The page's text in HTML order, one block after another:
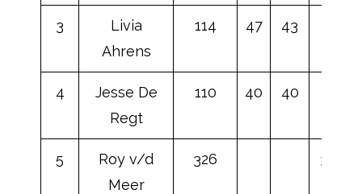
3
Livia
Ahrens
114 47 43
4
Jesse De
Regt
110 40 40
5
Roy v/d
Meer
326 38